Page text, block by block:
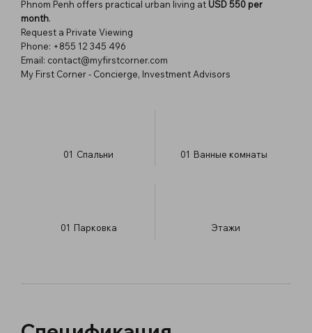
Phnom Penh offers practical urban living at USD 550 per
month.
Request a Private Viewing
Phone: +855 12 345 496
Email: contact@myfirstcorner.com
My First Corner - Concierge, Investment Advisors
01 Спальни 01 Ванные комнаты
01 Парковка ​Этажи